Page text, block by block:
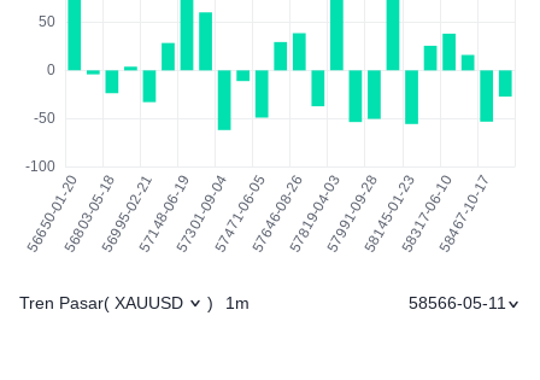
Tren Pasar( XAUUSD ) 1m 58566-05-11